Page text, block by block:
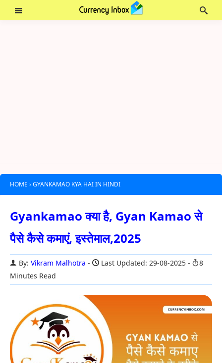
HOME › GYANKAMAO KYA HAI IN HINDI
Gyankamao क्या है, Gyan Kamao से
पैसे कैसे कमाएं, इस्तेमाल,2025
By: Vikram Malhotra Last Updated: 29-08-2025
8
Minutes Read